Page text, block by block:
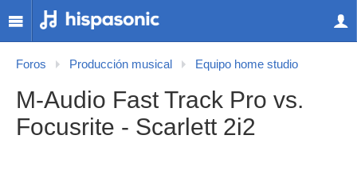
Foros Producción musical Equipo home studio
M-Audio Fast Track Pro vs.
Focusrite - Scarlett 2i2